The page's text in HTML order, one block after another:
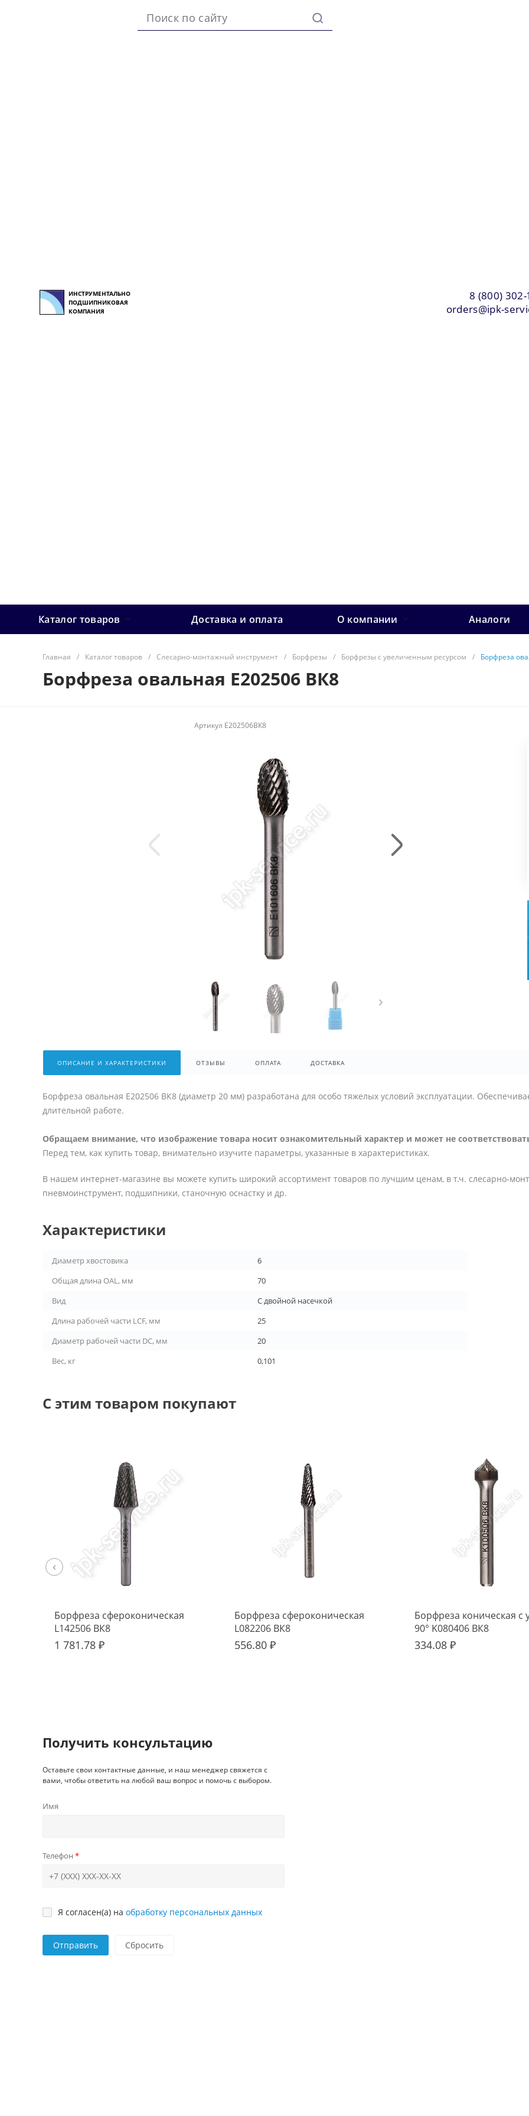
ИНСТРУМЕНТАЛЬНО
ПОДШИПНИКОВАЯ
КОМПАНИЯ
8 (800) 302-
orders@ipk-
Каталог товаров Доставка и оплата О компании Аналоги
Главная / Каталог товаров / Слесарно-монтажный инструмент / Борфрезы / Борфрезы с увеличенным ресурсом / Борфреза
Борфреза овальная E202506 ВК8
Артикул E202506ВК8
ОПИСАНИЕ И ХАРАКТЕРИСТИКИ ОТЗЫВЫ ОПЛАТА ДОСТАВКА
Борфреза овальная E202506 ВК8 (диаметр 20 мм) разработана для особо тяжелых условий эксплуатации.
длительной работе.
Обращаем внимание, что изображение товара носит ознакомительный характер и может не
Перед тем, как купить товар, внимательно изучите параметры, указанные в характеристиках.
В нашем интернет-магазине вы можете купить широкий ассортимент товаров по лучшим ценам, в т.ч. слесарно-
пневмоинструмент, подшипники, станочную оснастку и др.
Характеристики
Диаметр хвостовика
6
Общая длина OAL, мм
70
Вид
С двойной насечкой
Длина рабочей части LCF, мм
25
Диаметр рабочей части DC, мм
20
Вес, кг
0,101
С этим товаром покупают
Борфреза сфероконическая
L142506 ВК8
1 781.78 ₽
Борфреза сфероконическая
L082206 ВК8
556.80 ₽
Борфреза коническая с
90° K080406 ВК8
334.08 ₽
‹
Получить консультацию
Оставьте свои контактные данные, и наш менеджер свяжется с
вами, чтобы ответить на любой ваш вопрос и помочь с выбором.
Имя
Телефон
Я согласен(а) на обработку персональных данных
Отправить